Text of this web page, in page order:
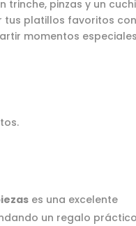
trinche, pinzas y un
tus platillos favoritos con
momentos especiales
es una excelente
un regalo